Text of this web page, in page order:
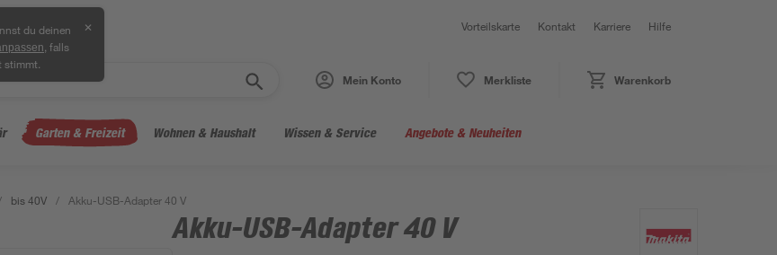
du deinen
, falls
stimmt.
✕ Vorteilskarte Kontakt Karriere Hilfe
Mein Konto Merkliste Warenkorb
Garten & Freizeit Wohnen & Haushalt Wissen & Service Angebote & Neuheiten
bis 40V / Akku-USB-Adapter 40 V
Akku-USB-Adapter 40 V